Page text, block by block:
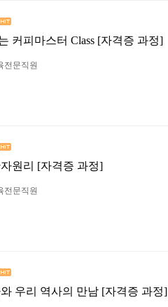
커피마스터 Class [자격증 과정]
전문직원
원리 [자격증 과정]
전문직원
우리 역사의 만남 [자격증 과정]